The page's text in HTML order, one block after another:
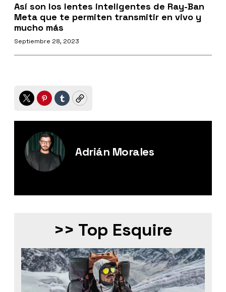
Así son los lentes inteligentes de Ray-Ban
Meta que te permiten transmitir en vivo y
mucho más
Septiembre 28, 2023
TwitterPinterest
TumblrCopy
Adrián Morales
>> Top Esquire